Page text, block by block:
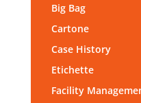
Big Bag
Cartone
Case History
Etichette
Facility